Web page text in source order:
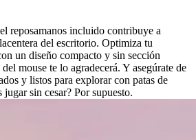
reposamanos incluido contribuye a
del escritorio. Optimiza tu
un diseño compacto y sin sección
mouse te lo agradecerá. Y asegúrate de
y listos para explorar con patas de
sin cesar? Por supuesto.